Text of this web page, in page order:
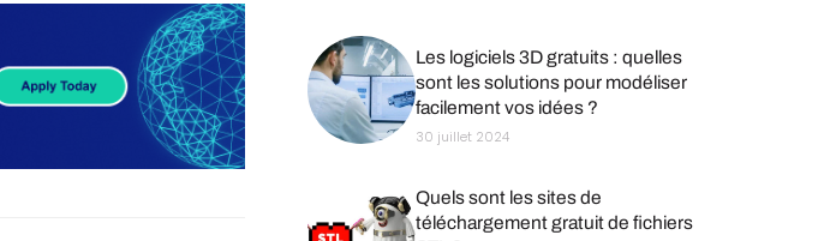
Les logiciels 3D gratuits : quelles
sont les solutions pour modéliser
facilement vos idées ?
30 juillet 2024
Quels sont les sites de
téléchargement gratuit de fichiers